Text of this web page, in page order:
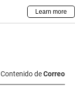
Contenido deCorreo